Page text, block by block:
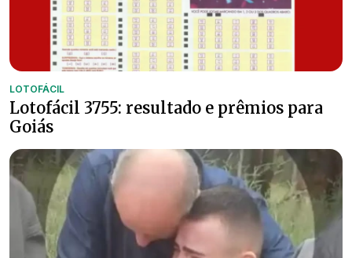
LOTOFÁCIL
Lotofácil 3755: resultado e prêmios para
Goiás